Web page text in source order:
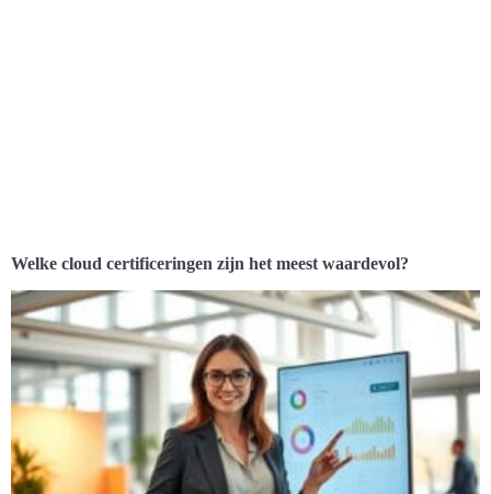
Welke cloud certificeringen zijn het meest waardevol?